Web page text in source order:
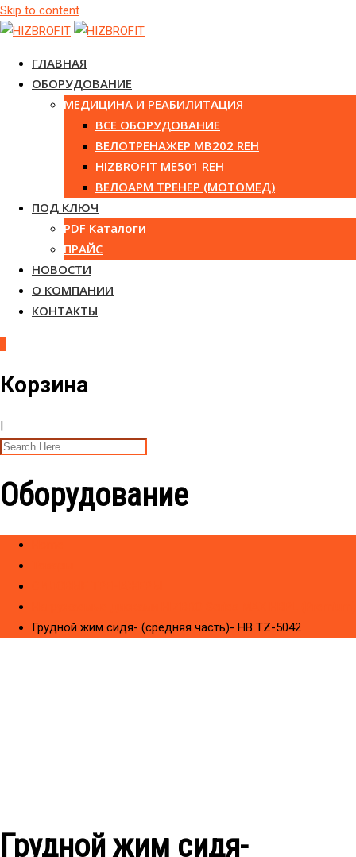
Skip to content
ГЛАВНАЯ
ОБОРУДОВАНИЕ
МЕДИЦИНА И РЕАБИЛИТАЦИЯ
ВСЕ ОБОРУДОВАНИЕ
ВЕЛОТРЕНАЖЕР MB202 REH
HIZBROFIT ME501 REH
ВЕЛОАРМ ТРЕНЕР (МОТОМЕД)
ПОД КЛЮЧ
PDF Каталоги
ПРАЙС
НОВОСТИ
О КОМПАНИИ
КОНТАКТЫ
Корзина
Оборудование
Грудной жим сидя- (средняя часть)- НВ TZ-5042
Грудной жим сидя-